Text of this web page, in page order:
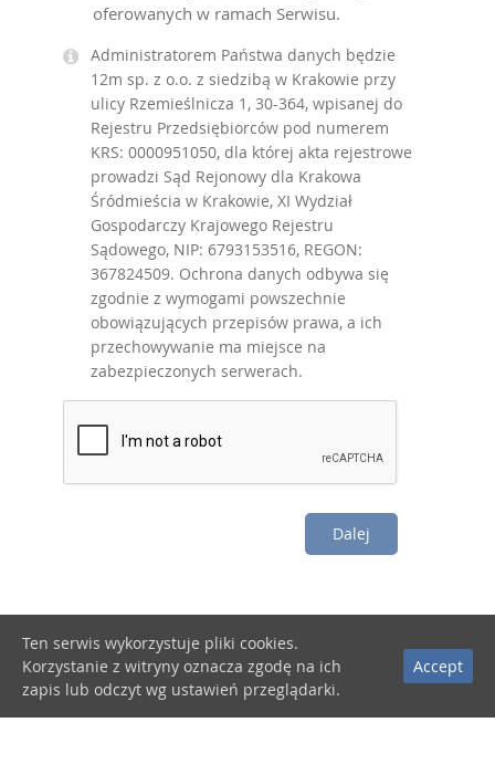
oferowanych w ramach Serwisu.
Administratorem Państwa danych będzie
12m sp. z o.o. z siedzibą w Krakowie przy
ulicy Rzemieślnicza 1, 30-364, wpisanej do
Rejestru Przedsiębiorców pod numerem
KRS: 0000951050, dla której akta rejestrowe
prowadzi Sąd Rejonowy dla Krakowa
Śródmieścia w Krakowie, XI Wydział
Gospodarczy Krajowego Rejestru
Sądowego, NIP: 6793153516, REGON:
367824509. Ochrona danych odbywa się
zgodnie z wymogami powszechnie
obowiązujących przepisów prawa, a ich
przechowywanie ma miejsce na
zabezpieczonych serwerach.
Dalej
Ten serwis wykorzystuje pliki cookies.
Korzystanie z witryny oznacza zgodę na ich
zapis lub odczyt wg ustawień przeglądarki.
Accept